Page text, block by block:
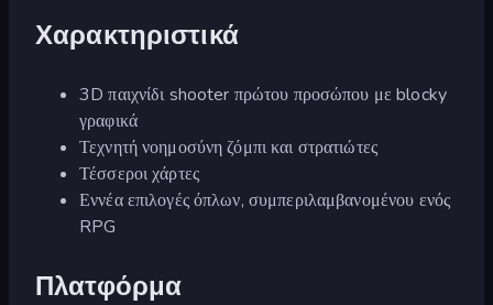
Χαρακτηριστικά
3D παιχνίδι shooter πρώτου προσώπου με blocky
γραφικά
Τεχνητή νοημοσύνη ζόμπι και στρατιώτες
Τέσσεροι χάρτες
Εννέα επιλογές όπλων, συμπεριλαμβανομένου ενός
RPG
Πλατφόρμα